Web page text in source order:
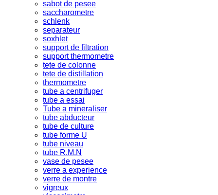
sabot de pesee
saccharometre
schlenk
separateur
soxhlet
support de filtration
support thermometre
tete de colonne
tete de distillation
thermometre
tube a centrifuger
tube a essai
Tube a mineraliser
tube abducteur
tube de culture
tube forme U
tube niveau
tube R.M.N
vase de pesee
verre a experience
verre de montre
vigreux